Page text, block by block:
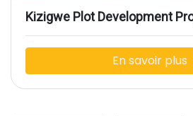
Kizigwe Plot Development
En savoir plus